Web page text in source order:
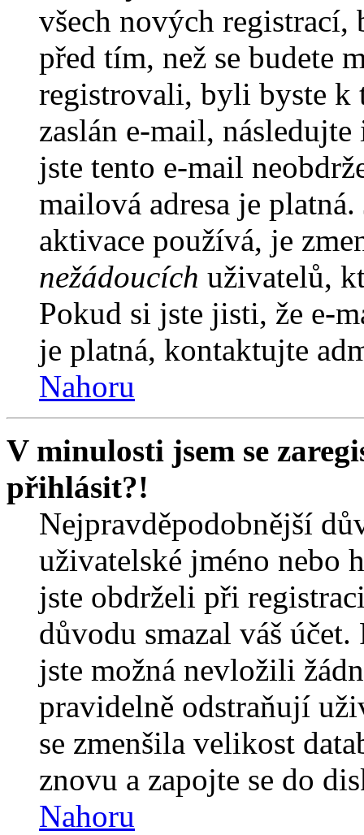
všech nových
před tím, než se budete
registrovali, byli byste k
zaslán e-mail,
jste tento e-mail
mailová adresa je
aktivace používá, je
nežádoucích uživatelů,
Pokud si jste jisti, že e-
je platná, kontaktujte
Nahoru
V minulosti jsem se
přihlásit?!
Nejpravděpodobnější
uživatelské jméno nebo
jste obdrželi při
důvodu smazal váš
jste možná nevložili
pravidelně odstraňují
se zmenšila velikost
znovu a zapojte se do
Nahoru